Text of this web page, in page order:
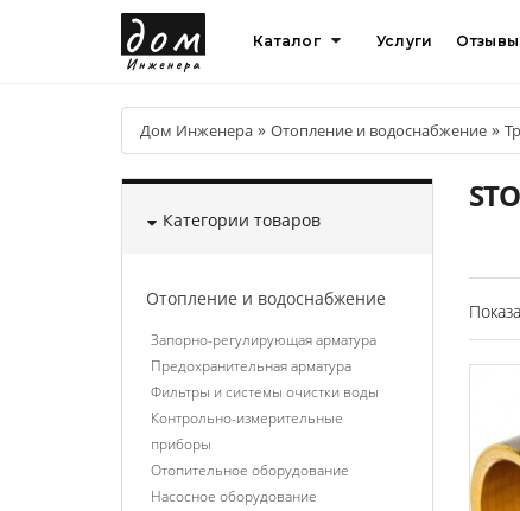
Каталог Услуги Отзывы
Дом Инженера » Отопление и водоснабжение »
Категории товаров
Отопление и водоснабжение
Запорно-регулирующая арматура
Предохранительная арматура
Фильтры и системы очистки воды
Контрольно-измерительные
приборы
Отопительное оборудование
Насосное оборудование